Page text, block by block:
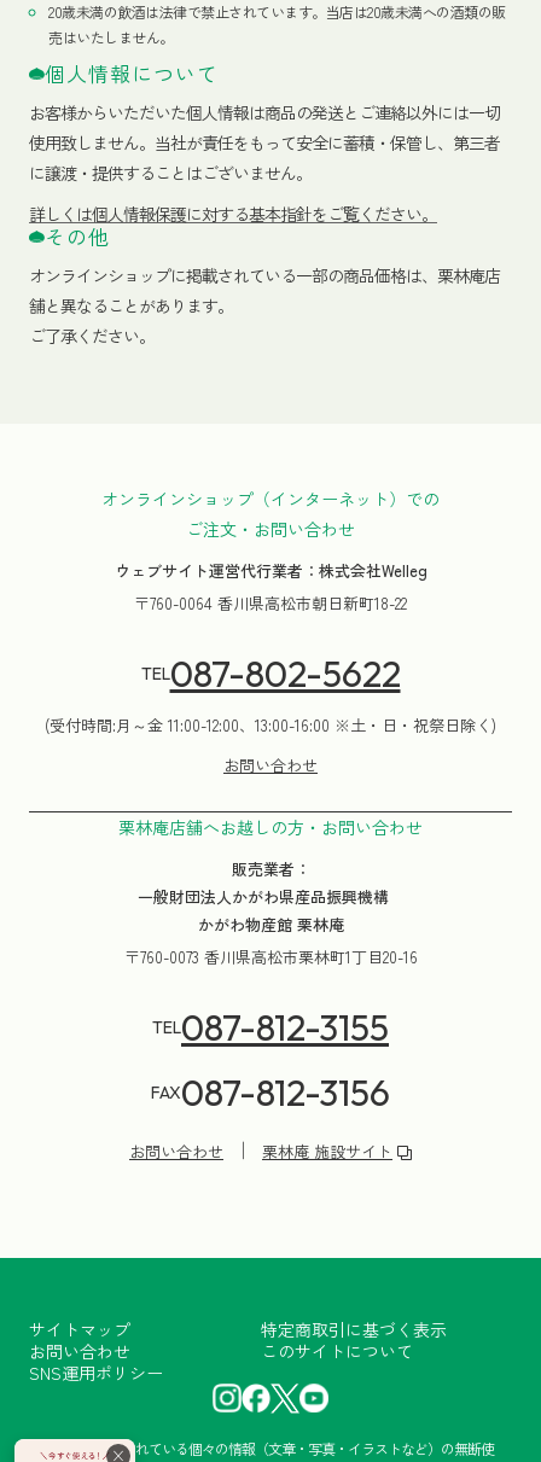
×
20歳未満の飲酒は法律で禁止されています。当店は20歳未満への酒類の販
売はいたしません。
個人情報について
お客様からいただいた個人情報は商品の発送とご連絡以外には一切
使用致しません。当社が責任をもって安全に蓄積・保管し、第三者
に譲渡・提供することはございません。
詳しくは個人情報保護に対する基本指針をご覧ください。
その他
オンラインショップに掲載されている一部の商品価格は、栗林庵店
舗と異なることがあります。
ご了承ください。
オンラインショップ（インターネット）での
ご注文・お問い合わせ
ウェブサイト運営代行業者：株式会社Welleg
〒760-0064 香川県高松市朝日新町18-22
TEL087-802-5622
(受付時間:月～金 11:00-12:00、13:00-16:00 ※土・日・祝祭日除く)
お問い合わせ
栗林庵店舗へお越しの方・お問い合わせ
販売業者：
一般財団法人かがわ県産品振興機構
かがわ物産館 栗林庵
〒760-0073 香川県高松市栗林町1丁目20-16
TEL087-812-3155
FAX087-812-3156
お問い合わせ 栗林庵 施設サイト
サイトマップ
特定商取引に基づく表示
お問い合わせ
このサイトについて
SNS運用ポリシー
当サイトに掲載されている個々の情報（文章・写真・イラストなど）の無断使